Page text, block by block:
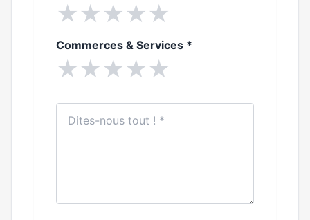
★★★★★
Commerces & Services *
★★★★★